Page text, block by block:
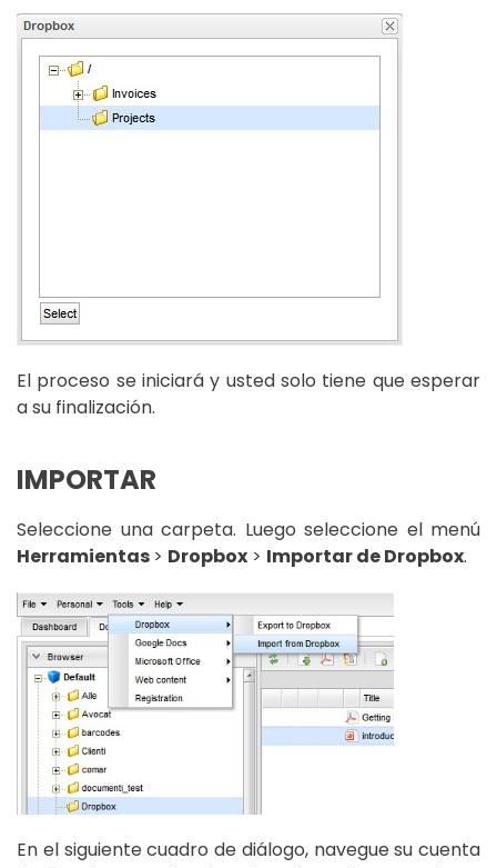
El proceso se iniciará y usted solo tiene que esperar
a su finalización.
IMPORTAR
Seleccione una carpeta. Luego seleccione el menú
Herramientas > Dropbox > Importar de Dropbox.
En el siguiente cuadro de diálogo, navegue su cuenta